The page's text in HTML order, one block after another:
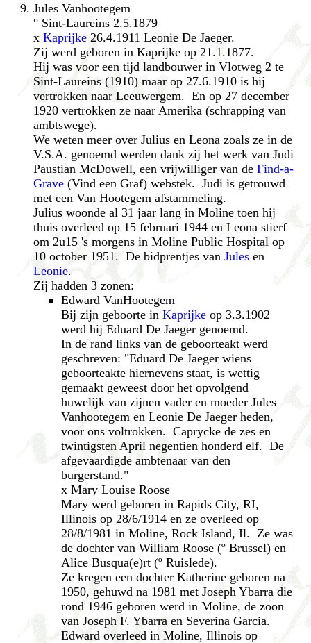
Jules Vanhootegem
° Sint-Laureins 2.5.1879
x Kaprijke 26.4.1911 Leonie De Jaeger.
Zij werd geboren in Kaprijke op 21.1.1877.
Hij was voor een tijd landbouwer in Vlotweg 2 te
Sint-Laureins (1910) maar op 27.6.1910 is hij
vertrokken naar Leeuwergem. En op 27 december
1920 vertrokken ze naar Amerika (schrapping van
ambtswege).
We weten meer over Julius en Leona zoals ze in de
V.S.A. genoemd werden dank zij het werk van Judi
Paustian McDowell, een vrijwilliger van de Find-a-
Grave (Vind een Graf) webstek. Judi is getrouwd
met een Van Hootegem afstammeling.
Julius woonde al 31 jaar lang in Moline toen hij
thuis overleed op 15 februari 1944 en Leona stierf
om 2u15 's morgens in Moline Public Hospital op
10 october 1951. De bidprentjes van Jules en
Leonie.
Zij hadden 3 zonen:
Edward VanHootegem
Bij zijn geboorte in Kaprijke op 3.3.1902
werd hij Eduard De Jaeger genoemd.
In de rand links van de geboorteakt werd
geschreven: "Eduard De Jaeger wiens
geboorteakte hiernevens staat, is wettig
gemaakt geweest door het opvolgend
huwelijk van zijnen vader en moeder Jules
Vanhootegem en Leonie De Jaeger heden,
voor ons voltrokken. Caprycke de zes en
twintigsten April negentien honderd elf. De
afgevaardigde ambtenaar van den
burgerstand."
x Mary Louise Roose
Mary werd geboren in Rapids City, RI,
Illinois op 28/6/1914 en ze overleed op
28/8/1981 in Moline, Rock Island, Il. Ze was
de dochter van William Roose (º Brussel) en
Alice Busqua(e)rt (º Ruislede).
Ze kregen een dochter Katherine geboren na
1950, gehuwd na 1981 met Joseph Ybarra die
rond 1946 geboren werd in Moline, de zoon
van Joseph F. Ybarra en Severina Garcia.
Edward overleed in Moline, Illinois op